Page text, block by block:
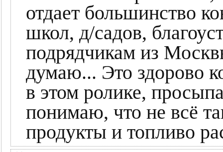
отдает большинство
школ, д/садов,
подрядчикам из
думаю... Это здорово
в этом ролике,
понимаю, что не всё
продукты и топливо